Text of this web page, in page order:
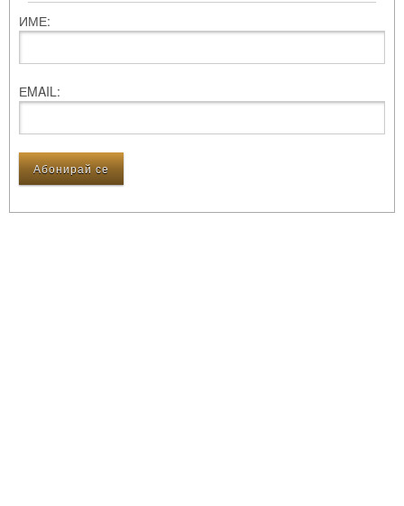
ИМЕ:
ЕMAIL: